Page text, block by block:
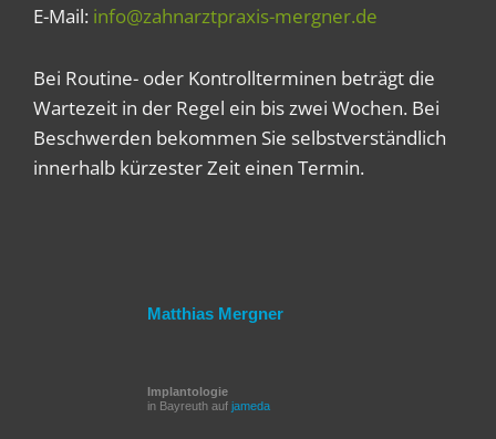
E-Mail: info@zahnarztpraxis-mergner.de
Bei Routine- oder Kontrollterminen beträgt die
Wartezeit in der Regel ein bis zwei Wochen. Bei
Beschwerden bekommen Sie selbstverständlich
innerhalb kürzester Zeit einen Termin.
Matthias Mergner
Implantologie
in Bayreuth auf jameda